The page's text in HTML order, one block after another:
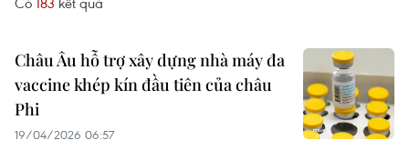
Châu Âu hỗ trợ xây dựng nhà máy đa
vaccine khép kín đầu tiên của châu
Phi
19/04/2026 06:57